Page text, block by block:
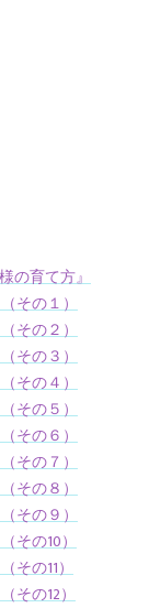
の育て方』
その１）
その２）
その３）
その４）
その５）
その６）
その７）
その８）
その９）
その10）
その11）
その12）